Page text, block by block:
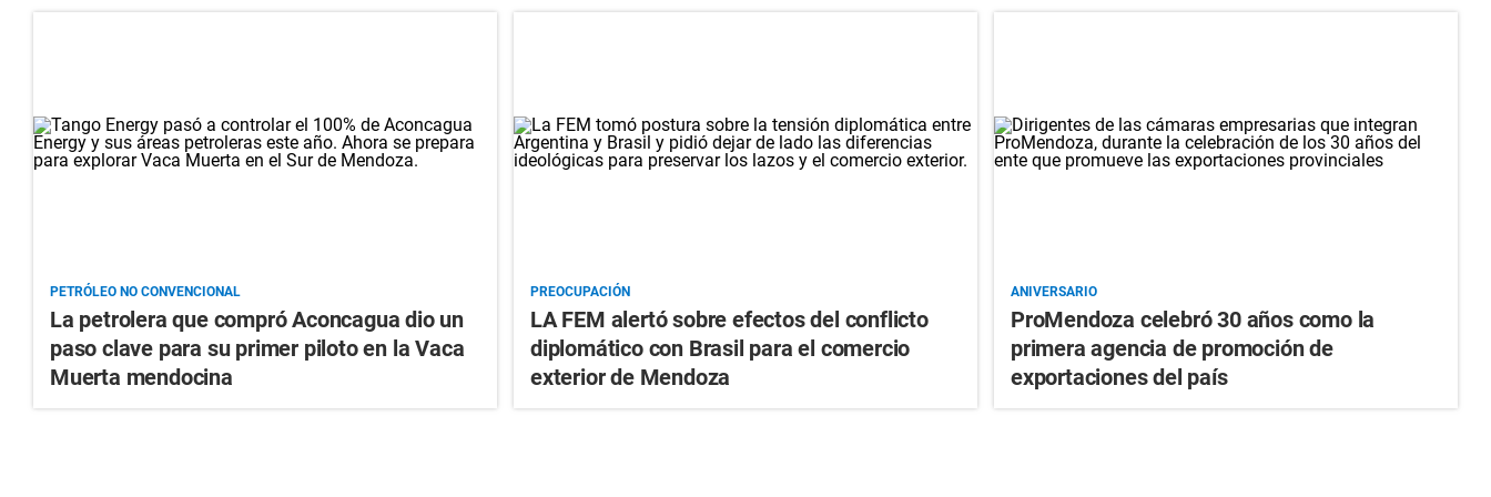
PETRÓLEO NO CONVENCIONAL
La petrolera que compró Aconcagua dio un
paso clave para su primer piloto en la Vaca
Muerta mendocina
PREOCUPACIÓN
LA FEM alertó sobre efectos del conflicto
diplomático con Brasil para el comercio
exterior de Mendoza
ANIVERSARIO
ProMendoza celebró 30 años como la
primera agencia de promoción de
exportaciones del país